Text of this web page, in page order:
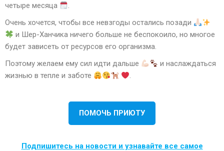
четыре месяца
.
Очень хочется, чтобы все невзгоды остались позади
и Шер-Ханчика ничего больше не беспокоило, но многое
будет зависеть от ресурсов его организма.
Поэтому желаем ему сил идти дальше
и наслаждаться
жизнью в тепле и заботе
.
ПОМОЧЬ ПРИЮТУ
Подпишитесь на новости и узнавайте все самое